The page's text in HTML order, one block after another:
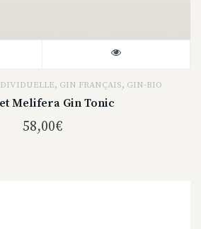
, GIN FRANÇAIS, GIN-BIO
Melifera Gin Tonic
58,00€